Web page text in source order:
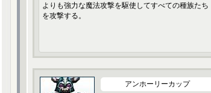
よりも強力な魔法攻撃を駆使してすべての種族たち
を攻撃する。
アンホーリーカップ